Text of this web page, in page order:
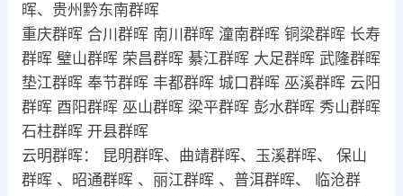
晖、贵州黔东南群晖
重庆群晖 合川群晖 南川群晖 潼南群晖 铜梁群晖 长寿
群晖 璧山群晖 荣昌群晖 綦江群晖 大足群晖 武隆群晖
垫江群晖 奉节群晖 丰都群晖 城口群晖 巫溪群晖 云阳
群晖 酉阳群晖 巫山群晖 梁平群晖 彭水群晖 秀山群晖
石柱群晖 开县群晖
云明群晖： 昆明群晖、曲靖群晖、玉溪群晖、 保山
群晖 、昭通群晖 、丽江群晖 、普洱群晖、 临沧群